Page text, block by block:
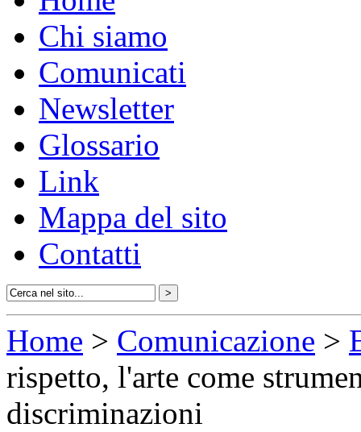
Chi siamo
Comunicati
Newsletter
Glossario
Link
Mappa del sito
Contatti
Home > Comunicazione >
rispetto, l'arte come
discriminazioni